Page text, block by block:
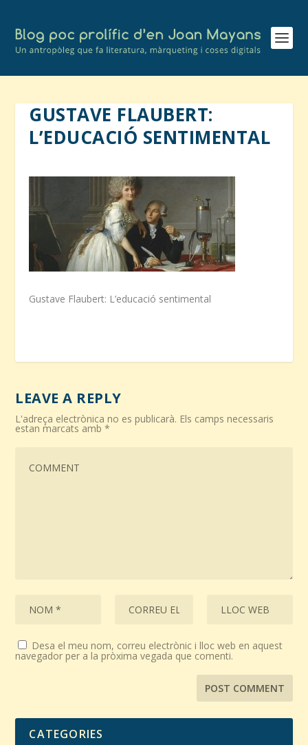
GUSTAVE FLAUBERT:
L’EDUCACIÓ SENTIMENTAL
Gustave Flaubert: L’educació sentimental
LEAVE A REPLY
L'adreça electrònica no es publicarà. Els camps necessaris
estan marcats amb*
Desa el meu nom, correu electrònic i lloc web en aquest
navegador per a la pròxima vegada que comenti.
CATEGORIES